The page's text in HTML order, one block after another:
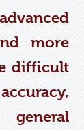
more
difficult